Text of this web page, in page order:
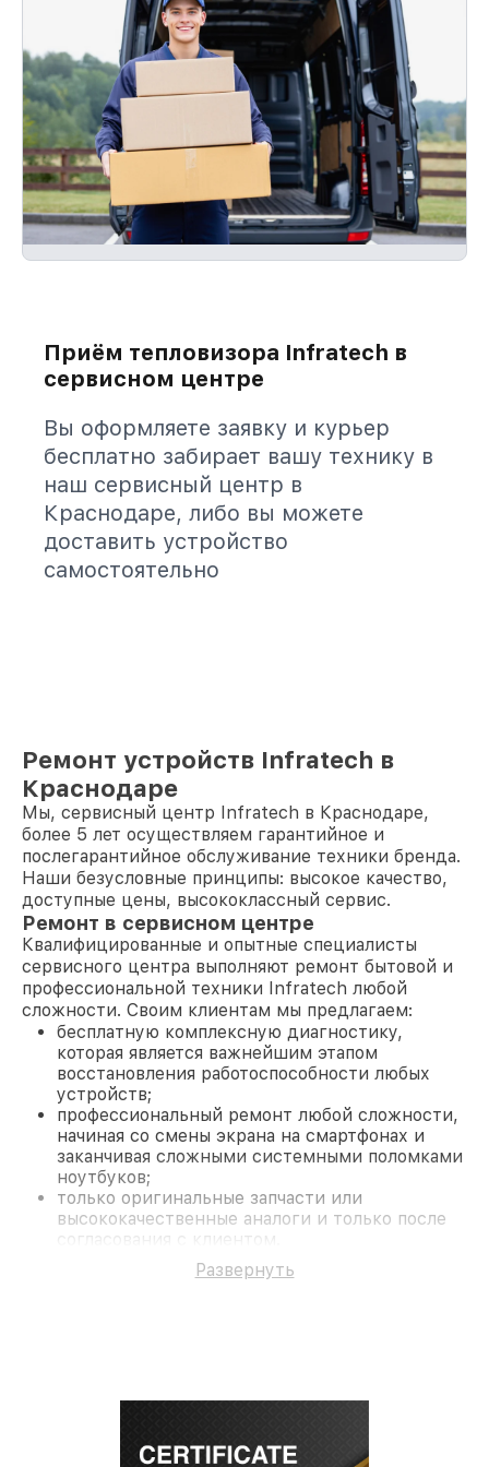
Приём тепловизора Infratech в
сервисном центре
Вы оформляете заявку и курьер
бесплатно забирает вашу технику в
наш сервисный центр в
Краснодаре, либо вы можете
доставить устройство
самостоятельно
Ремонт устройств Infratech в
Краснодаре
Мы, сервисный центр Infratech в Краснодаре,
более 5 лет осуществляем гарантийное и
послегарантийное обслуживание техники бренда.
Наши безусловные принципы: высокое качество,
доступные цены, высококлассный сервис.
Ремонт в сервисном центре
Квалифицированные и опытные специалисты
сервисного центра выполняют ремонт бытовой и
профессиональной техники Infratech любой
сложности. Своим клиентам мы предлагаем:
бесплатную комплексную диагностику,
которая является важнейшим этапом
восстановления работоспособности любых
устройств;
профессиональный ремонт любой сложности,
начиная со смены экрана на смартфонах и
заканчивая сложными системными поломками
ноутбуков;
только оригинальные запчасти или
высококачественные аналоги и только после
согласования с клиентом.
На все работы и замененные комплектующие
предоставляется длительная гарантия. В случае
современное оборудование и
Развернуть